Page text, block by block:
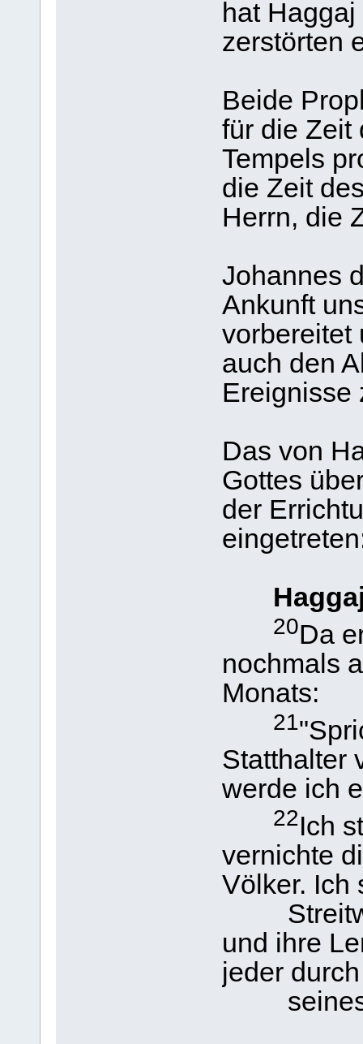
hat
zerstörten
Beide
für die Zeit
Tempels
die Zeit
Herrn, die
Johannes
Ankunft
vorbereitet
auch den
Ereignisse
Das von
Gottes
der
20Da
nochmals
Monats:
21
Statthalter
werde ich
22Ich
vernichte
Völker. Ich
und ihre
jeder
seines